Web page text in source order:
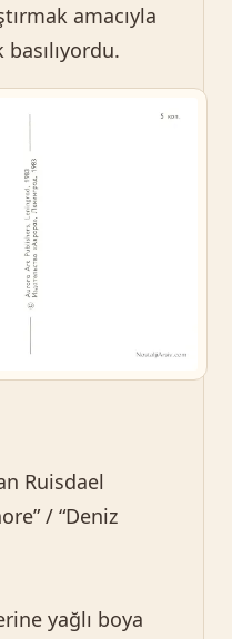
amacıyla
Ruisdael
/ “Deniz
yağlı boya